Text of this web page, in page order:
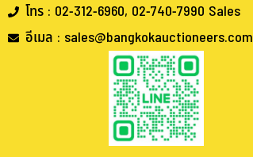
โทร : 02-312-6960, 02-740-7990 Sales
อีเมล : sales@bangkokauctioneers.com